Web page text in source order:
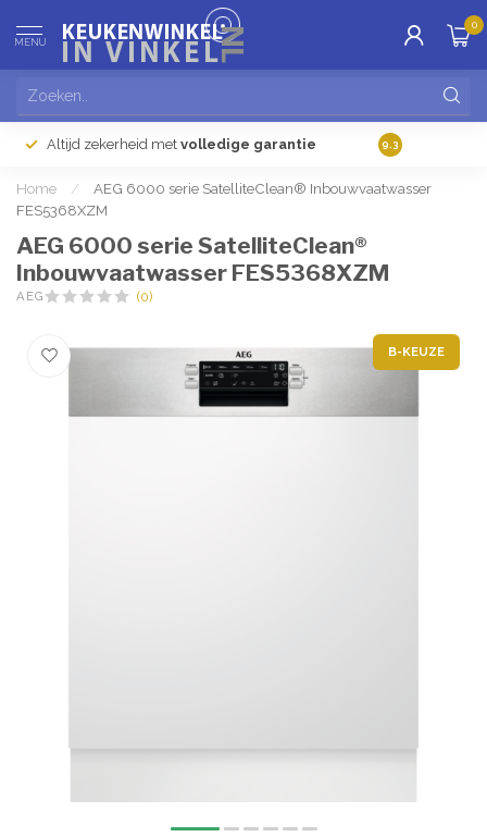
MENU
0
Altijd zekerheid met volledige garantie Gratis
9.3
Home /
AEG 6000 serie SatelliteClean® Inbouwvaatwasser
FES5368XZM
AEG 6000 serie SatelliteClean®
Inbouwvaatwasser FES5368XZM
AEG (0)
B-KEUZE